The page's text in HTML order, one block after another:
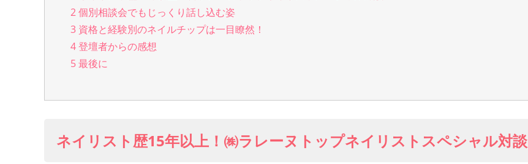
2個別相談会でもじっくり話し込む姿
3 資格と経験別のネイルチップは一目瞭然！
4登壇者からの感想
5最後に
ネイリスト歴15年以上！㈱ラレーヌトップネイリストスペシャル対談